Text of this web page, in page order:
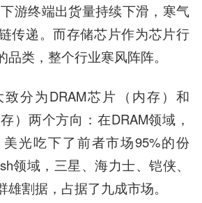
游终端出货量持续下滑，寒气
传递。而存储芯片作为芯片行
类，整个行业寒风阵阵。
分为DRAM芯片（内存）和
）两个方向：在DRAM领域，
光吃下了前者市场95%的份
领域，三星、海力士、铠侠、
割据，占据了九成市场。